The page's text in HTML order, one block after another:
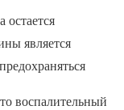
остается
является
воспалительный